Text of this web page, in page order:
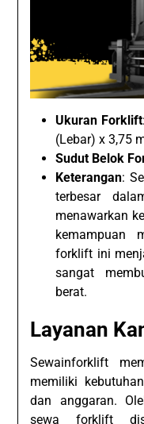
Ukuran Forklift
(Lebar) x 3,75
Sudut Belok
Keterangan:
terbesar
menawarkan
kemampuan
forklift ini
sangat
berat.
Layanan
Sewainforklift
memiliki
dan anggaran.
sewa forklift